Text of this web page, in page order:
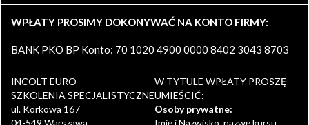
WPŁATY PROSIMY DOKONYWAĆ NA KONTO FIRMY:
BANK PKO BP Konto: 70 1020 4900 0000 8402 3043 8703
INCOLT EURO
SZKOLENIA SPECJALISTYCZNE
ul. Korkowa 167
04-549 Warszawa
W TYTULE WPŁATY PROSZĘ
UMIEŚCIĆ:
Osoby prywatne:
Imię i Nazwisko, nazwę kursu.